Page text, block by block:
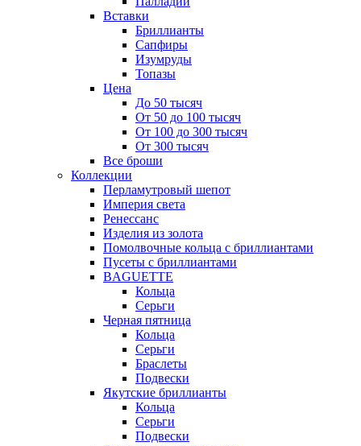
Вставки
Бриллианты
Сапфиры
Изумруды
Топазы
Цена
До 50 тысяч
От 50 до 100 тысяч
От 100 до 300 тысяч
От 300 тысяч
Все броши
Коллекции
Перламутровый шепот
Империя света
Ренессанс
Изделия из золота
Помолвочные кольца с бриллиантами
Пусеты с бриллиантами
BAGUETTE
Кольца
Серьги
Черная пятница
Кольца
Серьги
Браслеты
Подвески
Якутские бриллианты
Кольца
Серьги
Подвески